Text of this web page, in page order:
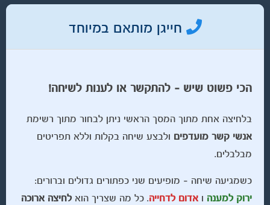
חייגן מותאם במיוחד
הכי פשוט שיש – להתקשר או לענות לשיחה!
בלחיצה אחת מתוך המסך הראשי ניתן לבחור מתוך רשימת
אנשי קשר מועדפים ולבצע שיחה בקלות וללא תפריטים
מבלבלים.
כשמגיעה שיחה – מופיעים שני כפתורים גדולים וברורים:
ירוק למענה ו אדום לדחייה. כל מה שצריך הואלחיצה ארוכה